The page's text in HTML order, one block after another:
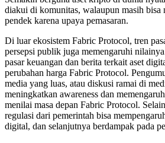
diakui di komunitas, walaupun masih bisa
pendek karena upaya pemasaran.
Di luar ekosistem Fabric Protocol, tren
persepsi publik juga memengaruhi
pasar keuangan dan berita terkait aset
perubahan harga Fabric Protocol.
media yang luas, atau diskusi ramai di
meningkatkan awareness dan
menilai masa depan Fabric Protocol.
regulasi dari pemerintah bisa
digital, dan selanjutnya berdampak pada